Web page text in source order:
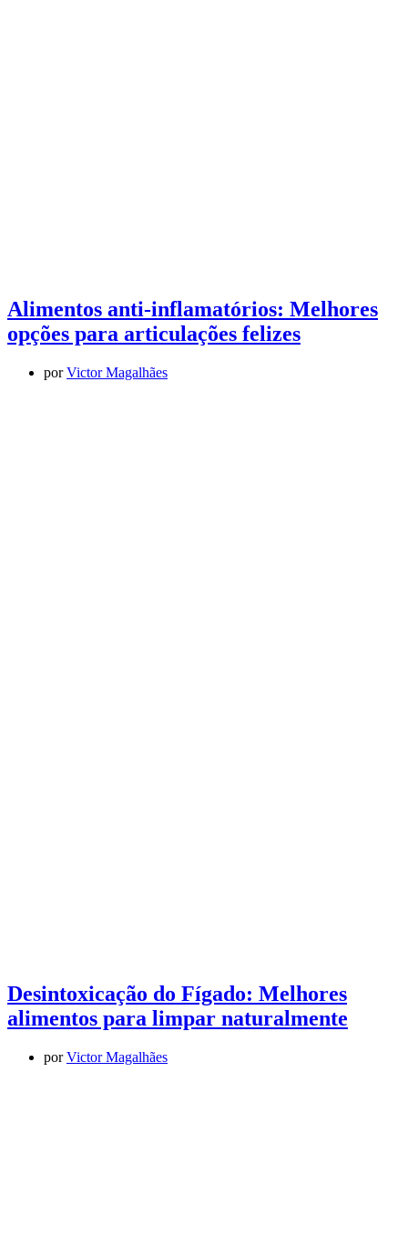
Alimentos anti-inflamatórios: Melhores
opções para articulações felizes
porVictor Magalhães
Desintoxicação do Fígado: Melhores
alimentos para limpar naturalmente
porVictor Magalhães